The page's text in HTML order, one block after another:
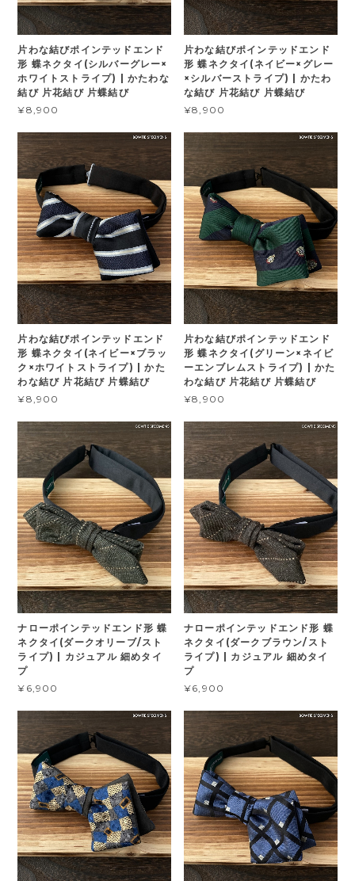
片わな結びポインテッドエンド
形 蝶ネクタイ(シルバーグレー×
ホワイトストライプ) | かたわな
結び 片花結び 片蝶結び
¥8,900
片わな結びポインテッドエンド
形 蝶ネクタイ(ネイビー×グレー
×シルバーストライプ) | かたわ
な結び 片花結び 片蝶結び
¥8,900
片わな結びポインテッドエンド
形 蝶ネクタイ(ネイビー×ブラッ
ク×ホワイトストライプ) | かた
わな結び 片花結び 片蝶結び
¥8,900
片わな結びポインテッドエンド
形 蝶ネクタイ(グリーン×ネイビ
ーエンブレムストライプ) | かた
わな結び 片花結び 片蝶結び
¥8,900
ナローポインテッドエンド形 蝶
ネクタイ(ダークオリーブ/スト
ライプ) | カジュアル 細めタイ
プ
¥6,900
ナローポインテッドエンド形 蝶
ネクタイ(ダークブラウン/スト
ライプ) | カジュアル 細めタイ
プ
¥6,900